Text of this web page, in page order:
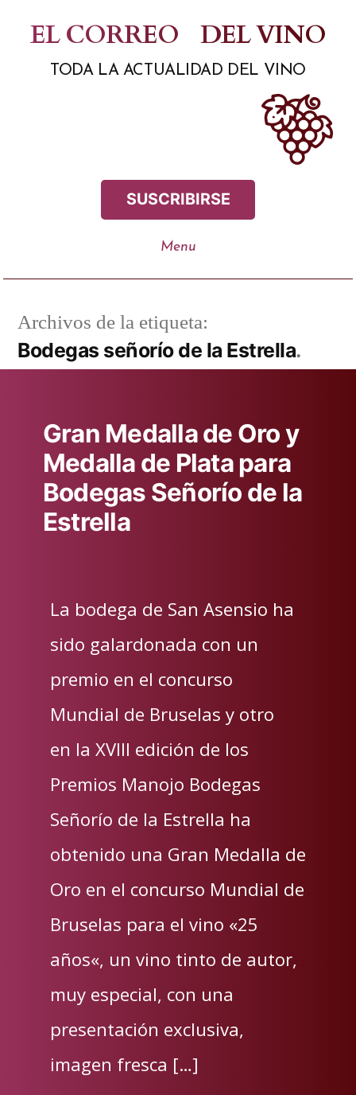
contenido
EL CORREO DEL VINO
TODA LA ACTUALIDAD DEL VINO
SUSCRIBIRSE
Archivos de la etiqueta:
Bodegas señorío de la Estrella
Gran Medalla de Oro y
Medalla de Plata para
Bodegas Señorío de la
Estrella
La bodega de San Asensio ha
sido galardonada con un
premio en el concurso
Mundial de Bruselas y otro
en la XVIII edición de los
Premios Manojo Bodegas
Señorío de la Estrella ha
obtenido una Gran Medalla de
Oro en el concurso Mundial de
Bruselas para el vino «25
años«, un vino tinto de autor,
muy especial, con una
presentación exclusiva,
imagen fresca […]